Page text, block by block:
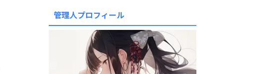
管理人プロフィール